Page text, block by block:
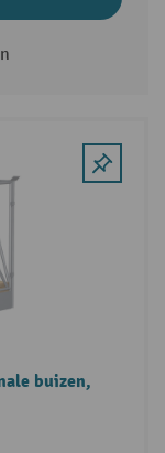
buizen,